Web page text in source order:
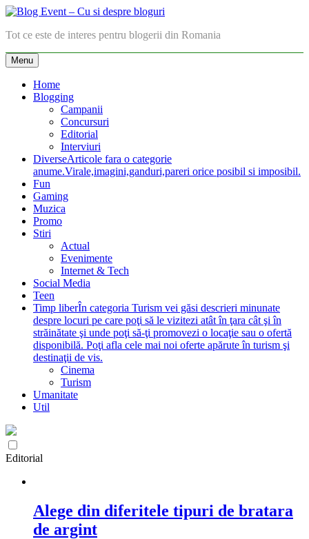
Skip
content
Blog Event – Cu si despre bloguri
Tot ce este de interes pentru blogerii din Romania
Menu
Home
Blogging
Campanii
Concursuri
Editorial
Interviuri
DiverseArticole fara o categorie
anume.Virale,imagini,ganduri,pareri orice posibil si imposibil.
Fun
Gaming
Muzica
Promo
Stiri
Actual
Evenimente
Internet & Tech
Social Media
Teen
Timp liberÎn categoria Turism vei găsi descrieri minunate
despre locuri pe care poţi să le vizitezi atât în ţara cât şi în
străinătate şi unde poţi să-ţi promovezi o locaţie sau o ofertă
disponibilă. Poţi afla cele mai noi oferte apărute în turism şi
destinaţii de vis.
Cinema
Turism
Umanitate
Util
Editorial
Alege din diferitele tipuri de bratara
de argint